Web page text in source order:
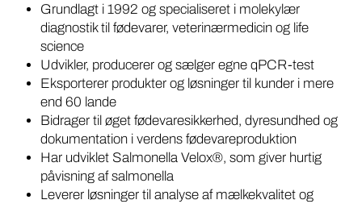
Grundlagt i 1992 og specialiseret i molekylær
diagnostik til fødevarer, veterinærmedicin og life
science
Udvikler, producerer og sælger egne qPCR-test
Eksporterer produkter og løsninger til kunder i mere
end 60 lande
Bidrager til øget fødevaresikkerhed, dyresundhed og
dokumentation i verdens fødevareproduktion
Har udviklet Salmonella Velox®, som giver hurtig
påvisning af salmonella
Leverer løsninger til analyse af mælkekvalitet og